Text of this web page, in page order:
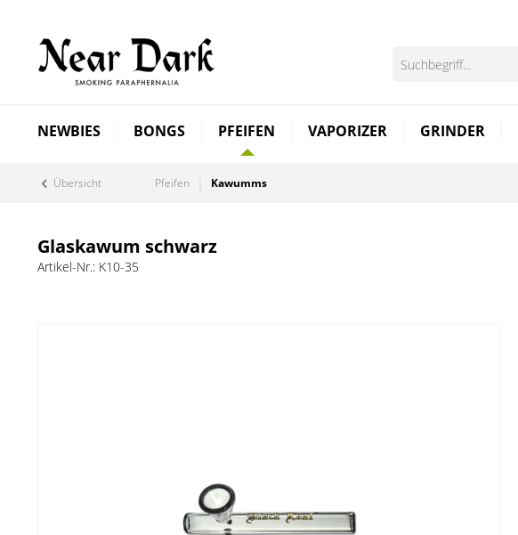
NEWBIES BONGS PFEIFEN VAPORIZER GRINDER
Übersicht Pfeifen Kawumms
Glaskawum schwarz
Artikel-Nr.: K10-35